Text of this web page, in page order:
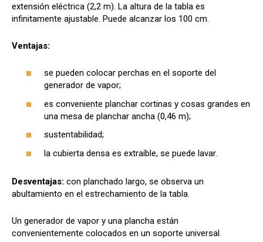
extensión eléctrica (2,2 m). La altura de la tabla es
infinitamente ajustable. Puede alcanzar los 100 cm.
Ventajas:
se pueden colocar perchas en el soporte del
generador de vapor;
es conveniente planchar cortinas y cosas grandes en
una mesa de planchar ancha (0,46 m);
sustentabilidad;
la cubierta densa es extraíble, se puede lavar.
Desventajas: con planchado largo, se observa un
abultamiento en el estrechamiento de la tabla.
Un generador de vapor y una plancha están
convenientemente colocados en un soporte universal.